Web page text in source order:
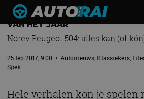
Autonieuws
Autotests
Automerken
AUTORAI IN MINIATUUR: NOG
VAN HET JAAR
Norev Peugeot 504: alles kan (of
25 feb 2017, 9:00 • Autonieuws,Klassiekers,
Spek
Hele verhalen kon je spelen